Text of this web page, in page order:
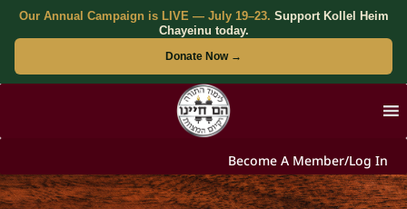
Our Annual Campaign is LIVE — July 19–23. Support Kollel Heim
Chayeinu today.
Donate Now →
Become A Member/Log In